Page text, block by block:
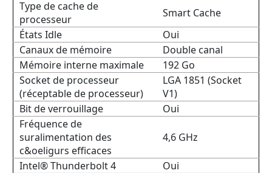
Type de cache de
processeur
Smart Cache
États Idle
Oui
Canaux de mémoire
Double canal
Mémoire interne maximale
192 Go
Socket de processeur
(réceptable de processeur)
LGA 1851 (Socket
V1)
Bit de verrouillage
Oui
Fréquence de
suralimentation des
c&oeligurs efficaces
4,6 GHz
Intel® Thunderbolt 4
Oui